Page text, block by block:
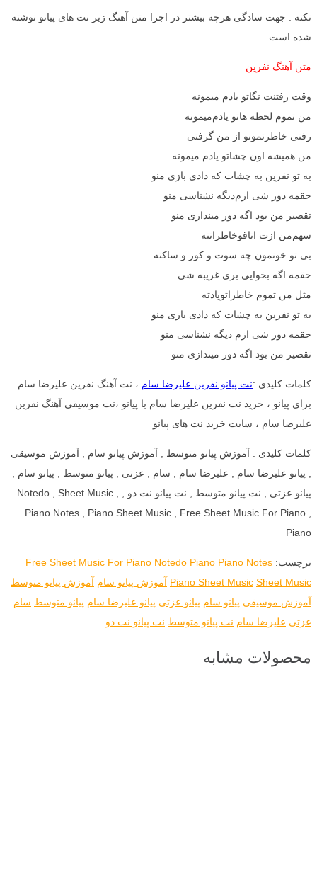
نکته : جهت سادگی هرچه بیشتر در اجرا متن آهنگ زیر نت های پیانو نوشته
شده است
متن آهنگ نفرین
وقت رفتنت نگاتو یادم میمونه
من تموم لحظه هاتو یادم‌میمونه
رفتی خاطرتمونو از من گرفتی
من همیشه اون چشاتو یادم میمونه
به تو نفرین به چشات که دادی بازی منو
حقمه دور شی ازم‌دیگه نشناسی منو
تقصیر من بود اگه‌ دور میندازی منو
سهم‌من‌ ازت اتاقو‌خاطراتته
بی تو خونمون چه سوت و کور و ساکته
حقمه اگه بخوایی بری غریبه شی
مثل من تموم خاطراتو‌یادته
به تو نفرین به چشات که دادی بازی منو
حقمه دور شی ازم دیگه نشناسی منو
تقصیر من بود اگه دور میندازی منو
کلمات کلیدی :نت پیانو نفرین علیرضا سام ، نت آهنگ نفرین علیرضا سام
برای پیانو ، خرید نت نفرین علیرضا سام با پیانو ،نت موسیقی آهنگ نفرین
علیرضا سام ، سایت خرید نت های پیانو
کلمات کلیدی : آموزش پیانو متوسط , آموزش پیانو سام , آموزش موسیقی
, پیانو علیرضا سام , علیرضا سام , سام , عزتی , پیانو متوسط , پیانو سام ,
پیانو عزتی , نت پیانو متوسط , نت پیانو نت دو , Notedo , Sheet Music ,
Piano Notes , Piano Sheet Music , Free Sheet Music For Piano ,
Piano
برچسب: Free Sheet Music For Piano Notedo Piano Piano Notes
Piano Sheet Music Sheet Music آموزش پیانو سام آموزش پیانو متوسط
آموزش موسیقی پیانو سام پیانو عزتی پیانو علیرضا سام پیانو متوسط سام
عزتی علیرضا سام نت پیانو متوسط نت پیانو نت دو
محصولات مشابه